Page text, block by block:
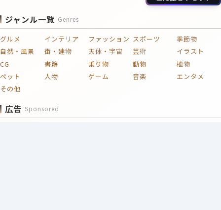
ジャンル一覧 Genres
グルメ インテリア ファッション スポーツ
季節物
自然・風景
街・建物 天体・宇宙 芸術
イラスト
CG
書籍 乗り物 動物
植物
ペット
人物 ゲーム 音楽
エンタメ
その他
広告 Sponsored